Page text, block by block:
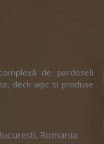
de pardoseli
deck wpc si produse
Romania